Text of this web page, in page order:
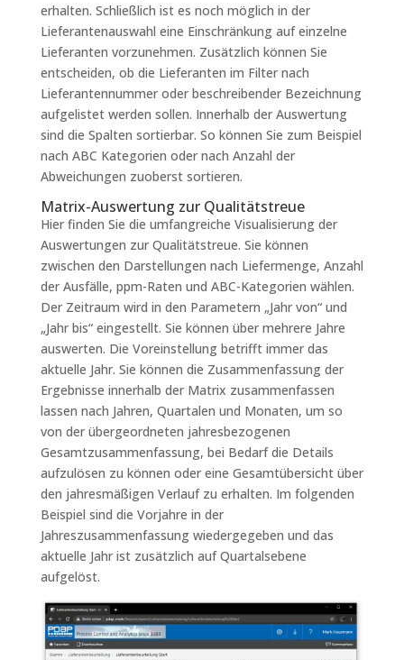
erhalten. Schließlich ist es noch möglich in der
Lieferantenauswahl eine Einschränkung auf einzelne
Lieferanten vorzunehmen. Zusätzlich können Sie
entscheiden, ob die Lieferanten im Filter nach
Lieferantennummer oder beschreibender Bezeichnung
aufgelistet werden sollen. Innerhalb der Auswertung
sind die Spalten sortierbar. So können Sie zum Beispiel
nach ABC Kategorien oder nach Anzahl der
Abweichungen zuoberst sortieren.
Matrix-Auswertung zur Qualitätstreue
Hier finden Sie die umfangreiche Visualisierung der
Auswertungen zur Qualitätstreue. Sie können
zwischen den Darstellungen nach Liefermenge, Anzahl
der Ausfälle, ppm-Raten und ABC-Kategorien wählen.
Der Zeitraum wird in den Parametern „Jahr von“ und
„Jahr bis“ eingestellt. Sie können über mehrere Jahre
auswerten. Die Voreinstellung betrifft immer das
aktuelle Jahr. Sie können die Zusammenfassung der
Ergebnisse innerhalb der Matrix zusammenfassen
lassen nach Jahren, Quartalen und Monaten, um so
von der übergeordneten jahresbezogenen
Gesamtzusammenfassung, bei Bedarf die Details
aufzulösen zu können oder eine Gesamtübersicht über
den jahresmäßigen Verlauf zu erhalten. Im folgenden
Beispiel sind die Vorjahre in der
Jahreszusammenfassung wiedergegeben und das
aktuelle Jahr ist zusätzlich auf Quartalsebene
aufgelöst.